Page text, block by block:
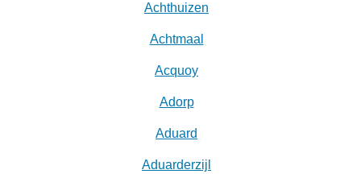
Achthuizen
Achtmaal
Acquoy
Adorp
Aduard
Aduarderzijl